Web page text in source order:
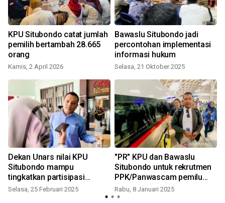
KPU Situbondo catat jumlah
pemilih bertambah 28.665
orang
Kamis, 2 April 2026
Bawaslu Situbondo jadi
percontohan implementasi
informasi hukum
Selasa, 21 Oktober 2025
Dekan Unars nilai KPU
Situbondo mampu
tingkatkan partisipasi
pemilih
Selasa, 25 Februari 2025
"PR" KPU dan Bawaslu
Situbondo untuk rekrutmen
PPK/Panwascam pemilu
mendatang
Rabu, 8 Januari 2025